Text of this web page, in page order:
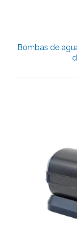
Bombas de